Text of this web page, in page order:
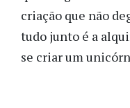
criação que não
tudo junto é a
se criar um